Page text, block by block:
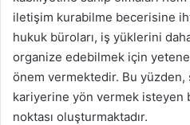
iletişim kurabilme becerisine
hukuk büroları, iş yüklerini
organize edebilmek için
önem vermektedir. Bu yüzden,
kariyerine yön vermek isteyen
noktası oluşturmaktadır.